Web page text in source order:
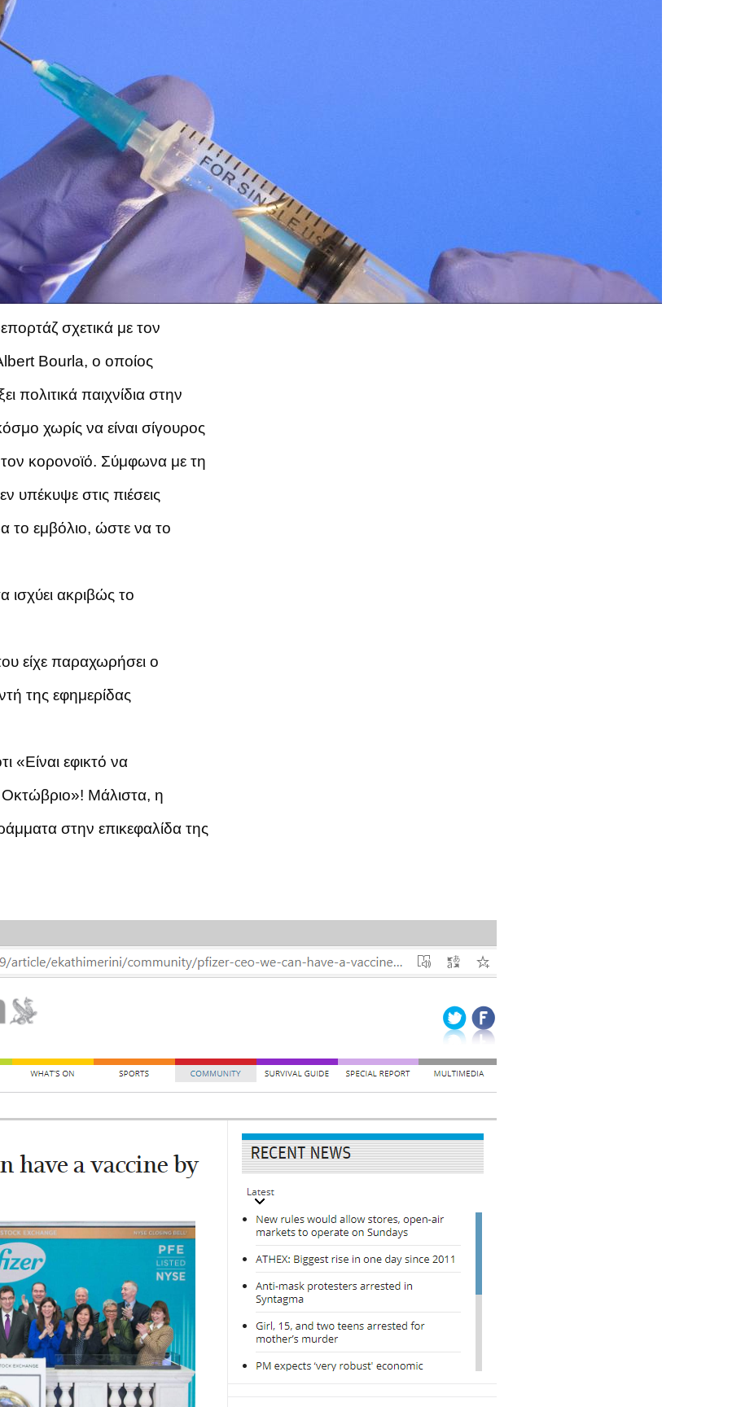
σχετικά με τον
Bourla, ο οποίος
πολιτικά παιχνίδια στην
χωρίς να είναι σίγουρος
τον κορονοϊό. Σύμφωνα με τη
υπέκυψε στις πιέσεις
το εμβόλιο, ώστε να το
ισχύει ακριβώς το
είχε παραχωρήσει ο
της εφημερίδας
«Είναι εφικτό να
Οκτώβριο»! Μάλιστα, η
στην επικεφαλίδα της